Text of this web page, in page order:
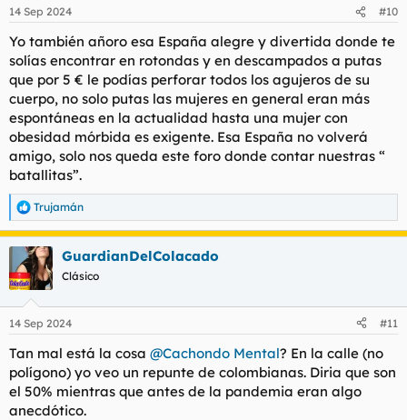
e
:
14 Sep 2024 #10
Yo también añoro esa España alegre y divertida donde te
solías encontrar en rotondas y en descampados a putas
que por 5 € le podías perforar todos los agujeros de su
cuerpo, no solo putas las mujeres en general eran más
espontáneas en la actualidad hasta una mujer con
obesidad mórbida es exigente. Esa España no volverá
amigo, solo nos queda este foro donde contar nuestras “
batallitas”.
R
e
a
c
i
e
:
Trujamán
GuardianDelColacado
Clásico
14 Sep 2024 #11
Tan mal está la cosa @Cachondo Mental? En la calle (no
polígono) yo veo un repunte de colombianas. Diria que son
el 50% mientras que antes de la pandemia eran algo
anecdótico.